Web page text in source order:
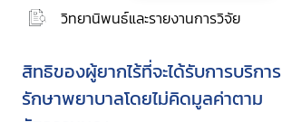
วิทยานิพนธ์และรายงานการวิจัย
สิทธิของผู้ยากไร้ที่จะได้รับการบริการ
รักษาพยาบาลโดยไม่คิดมูลค่าตาม